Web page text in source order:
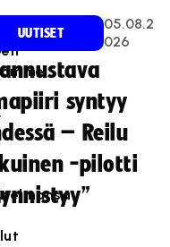
UUTISET
05.08.2
026
syntyy
– Reilu
-pilotti